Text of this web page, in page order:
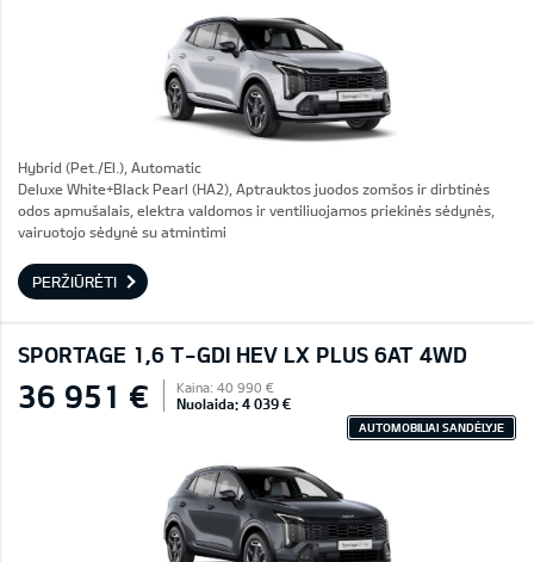
Hybrid (Pet./El.), Automatic
Deluxe White+Black Pearl (HA2), Aptrauktos juodos zomšos ir dirbtinės
odos apmušalais, elektra valdomos ir ventiliuojamos priekinės sėdynės,
vairuotojo sėdynė su atmintimi
PERŽIŪRĖTI
SPORTAGE 1,6 T-GDI HEV LX PLUS 6AT 4WD
36 951 € Kaina: 40 990 €
Nuolaida: 4 039 €
AUTOMOBILIAI SANDĖLYJE